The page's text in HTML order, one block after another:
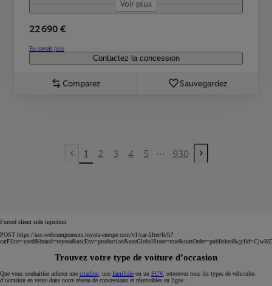
Voir plus
22 690 €
En savoir plus
Contactez la concession
Comparez Sauvegardez
Previous page
1 2 3 4 5 ... 930
Next page
Forced client side injection
POST https://usc-webcomponents.toyota-europe.com/v1/car-filter/fr/fr?
Trouvez votre type de voiture d’occasion
Que vous souhaitiez acheter une citadine , une familiale ou un SUV, retrouvez tous les types de véhicules
d’occasion en vente dans notre réseau de concessions et réservables en ligne.